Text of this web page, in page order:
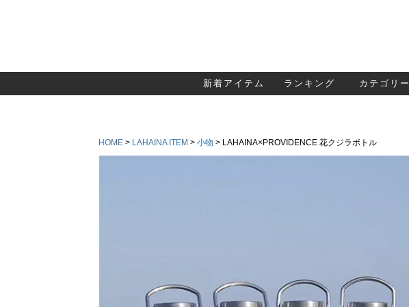
新着アイテム ランキング カテゴリー
HOME LAHAINA ITEM 小物 LAHAINA×PROVIDENCE 花クジラボトル